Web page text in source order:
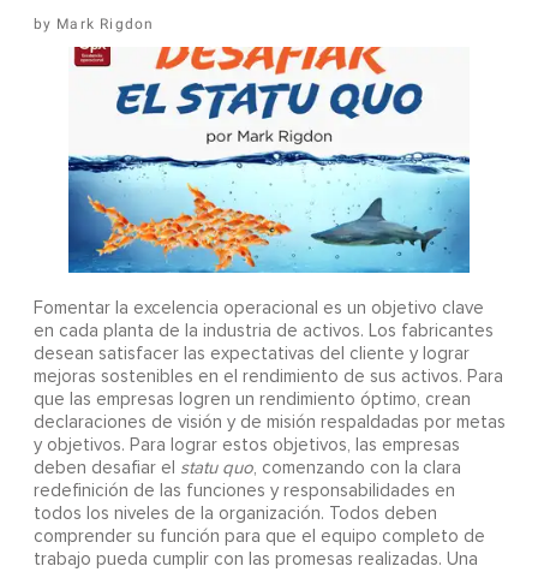
Mark Rigdon
Fomentar la excelencia operacional es un objetivo clave
en cada planta de la industria de activos. Los fabricantes
desean satisfacer las expectativas del cliente y lograr
mejoras sostenibles en el rendimiento de sus activos. Para
que las empresas logren un rendimiento óptimo, crean
declaraciones de visión y de misión respaldadas por metas
y objetivos. Para lograr estos objetivos, las empresas
deben desafiar el statu quo, comenzando con la clara
redefinición de las funciones y responsabilidades en
todos los niveles de la organización. Todos deben
comprender su función para que el equipo completo de
trabajo pueda cumplir con las promesas realizadas. Una